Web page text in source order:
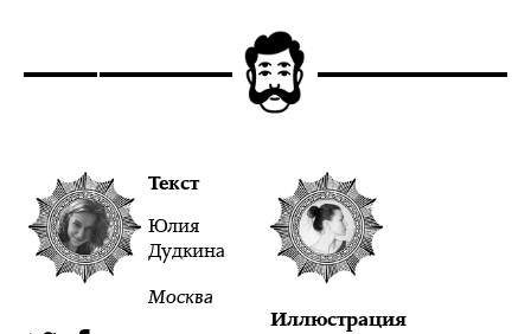
Текст
Юлия
Дудкина
Москва
Иллюстрация